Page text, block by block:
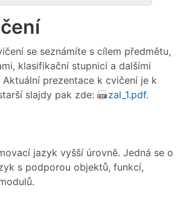
se seznámíte s cílem předmětu,
klasifikační stupnicí a dalšími
prezentace k cvičení je k
slajdy pak zde: zal_1.pdf.
jazyk vyšší úrovně. Jedná se o
s podporou objektů, funkcí,